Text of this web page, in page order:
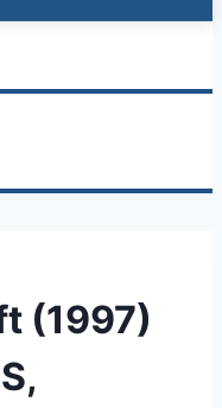
(1997)